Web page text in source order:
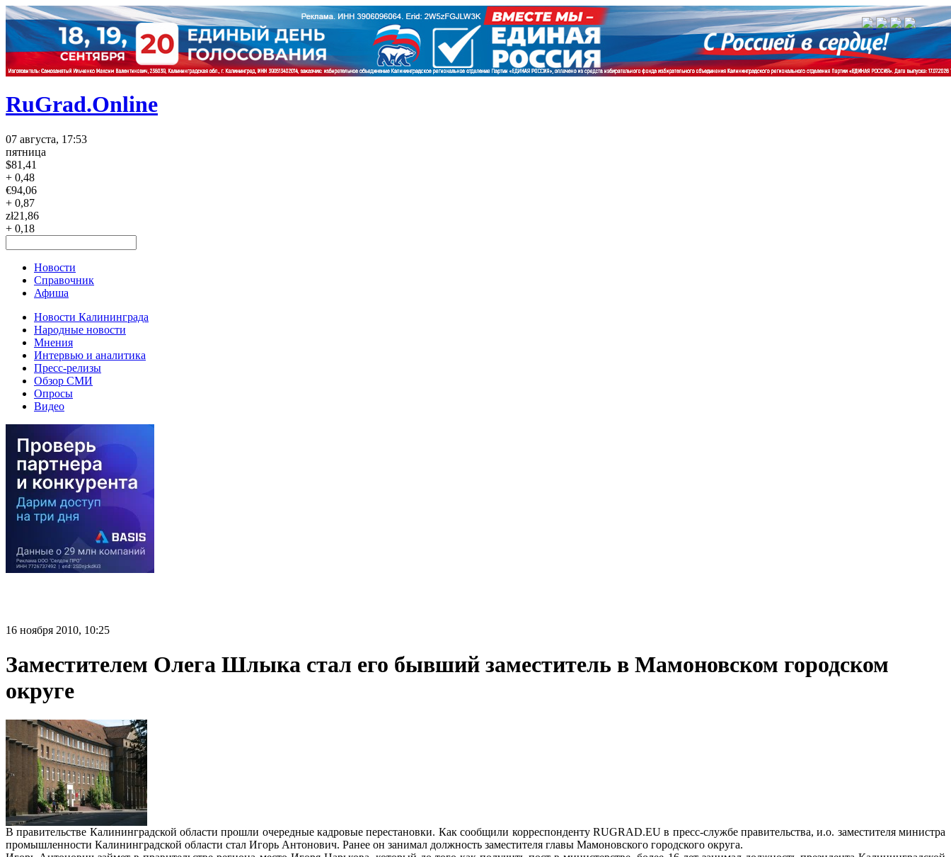
RuGrad.Online
07 августа, 17:53
пятница
$81,41
+ 0,48
€94,06
+ 0,87
zł21,86
+ 0,18
Новости
Справочник
Афиша
Новости Калининграда
Народные новости
Мнения
Интервью и аналитика
Пресс-релизы
Обзор СМИ
Опросы
Видео
16 ноября 2010, 10:25
Заместителем Олега Шлыка стал его бывший заместитель в Мамоновском городском
округе
В правительстве Калининградской области прошли очередные кадровые перестановки. Как сообщили корреспонденту RUGRAD.EU в пресс-службе правительства, и.о. заместителя министра
промышленности Калининградской области стал Игорь Антонович. Ранее он занимал должность заместителя главы Мамоновского городского округа.